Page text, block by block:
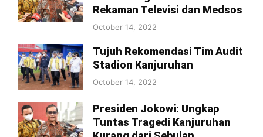
Rekaman Televisi dan Medsos
October 14, 2022
Tujuh Rekomendasi Tim Audit
Stadion Kanjuruhan
October 14, 2022
Presiden Jokowi: Ungkap
Tuntas Tragedi Kanjuruhan